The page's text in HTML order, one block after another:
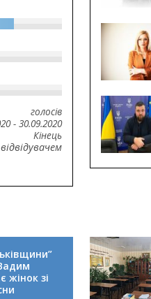
голосів
- 30.09.2020
Кінець
жінок зі